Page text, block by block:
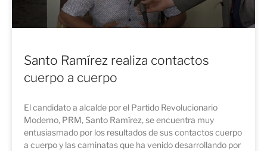
Santo Ramírez realiza contactos
cuerpo a cuerpo
El candidato a alcalde por el Partido Revolucionario
Moderno, PRM, Santo Ramírez, se encuentra muy
entusiasmado por los resultados de sus contactos cuerpo
a cuerpo y las caminatas que ha venido desarrollando por